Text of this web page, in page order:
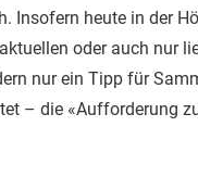
Insofern heute in der
oder auch nur
nur ein Tipp für
– die «Aufforderung